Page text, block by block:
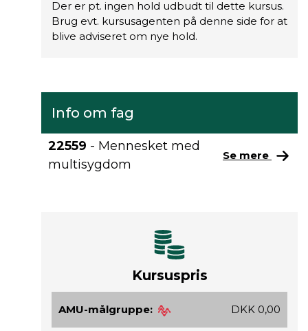
Der er pt. ingen hold udbudt til dette kursus.
Brug evt. kursusagenten på denne side for at
blive adviseret om nye hold.
Info om fag
22559 - Mennesket med
multisygdom
Se mere
Kursuspris
AMU-målgruppe: DKK 0,00